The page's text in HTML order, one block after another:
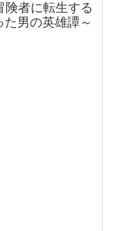
険者に転生する
男の英雄譚～